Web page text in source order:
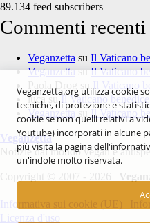
89.134 feed subscribers
Commenti recenti
Veganzetta su Il Vaticano
VeganzettasuIl Vaticano
Paola Drog suIl Vaticano
luca suIl Vaticano
Veganzetta su Il Vaticano
Veganzetta
Notizie dal mondo vegan e
Copyright © 2007 - 2026 |
Informativa sui cookie (UE)
Licenza d'uso
Veganzetta.org utilizza cookie
tecniche, di protezione e
cookie se non quelli relativi a
Youtube) incorporati in alcune
più visita la pagina
un'indole molto riservata.